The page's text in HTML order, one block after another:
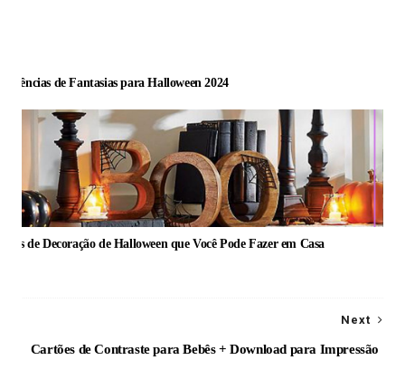
de Fantasias para Halloween 2024
de Decoração de Halloween que Você Pode Fazer em Casa
Next
Cartões de Contraste para Bebês + Download para Impressão